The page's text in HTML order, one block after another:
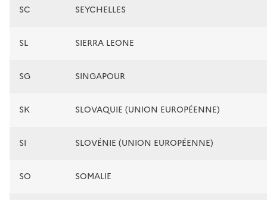
SC SEYCHELLES
SL SIERRA LEONE
SG SINGAPOUR
SK SLOVAQUIE (UNION EUROPÉENNE)
SI SLOVÉNIE (UNION EUROPÉENNE)
SO SOMALIE